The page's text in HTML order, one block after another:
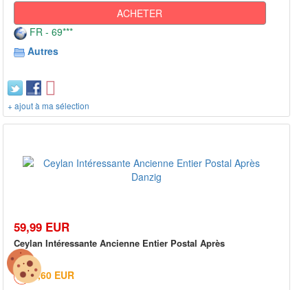
ACHETER
FR - 69***
Autres
+ ajout à ma sélection
59,99 EUR
Ceylan Intéressante Ancienne Entier Postal Après
4,60 EUR